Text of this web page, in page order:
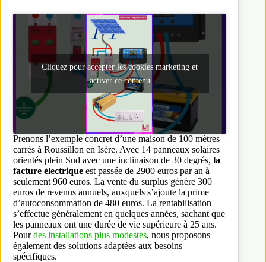
Cliquez pour accepter les cookies marketing et
activer ce contenu
Prenons l’exemple concret d’une maison de 100 mètres
carrés à Roussillon en Isère. Avec 14 panneaux solaires
orientés plein Sud avec une inclinaison de 30 degrés, la
facture électrique est passée de 2900 euros par an à
seulement 960 euros. La vente du surplus génère 300
euros de revenus annuels, auxquels s’ajoute la prime
d’autoconsommation de 480 euros. La rentabilisation
s’effectue généralement en quelques années, sachant que
les panneaux ont une durée de vie supérieure à 25 ans.
Pourdes installations plus modestes, nous proposons
également des solutions adaptées aux besoins
spécifiques.